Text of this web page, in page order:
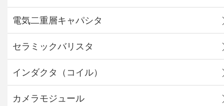
電気二重層キャパシタ
セラミックバリスタ
インダクタ（コイル）
カメラモジュール